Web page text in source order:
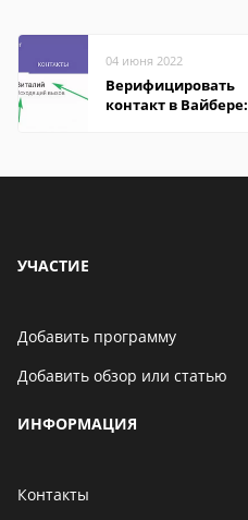
04 июня 2022
Верифицировать
контакт в Вайбере:
УЧАСТИЕ
Добавить программу
Добавить обзор или статью
ИНФОРМАЦИЯ
Контакты